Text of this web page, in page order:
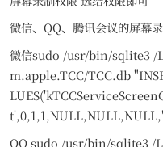
微信、QQ、腾讯会议的屏幕
微信sudo /usr/bin/sqlite3
m.apple.TCC/TCC.db
QQ sudo /usr/bin/sqlite3